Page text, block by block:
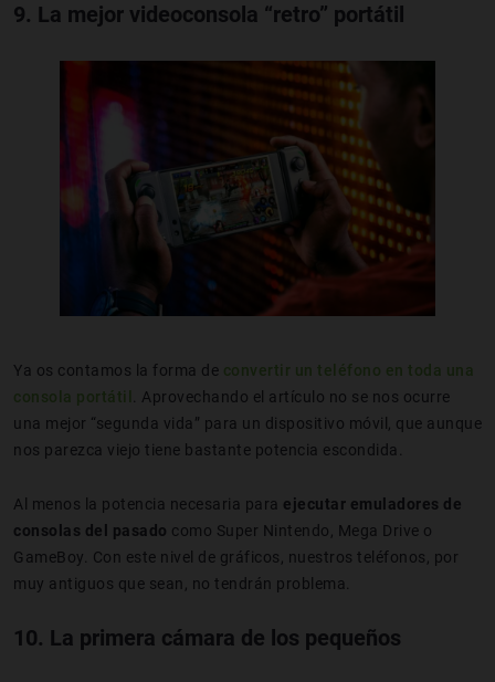
9. La mejor videoconsola “retro” portátil
Ya os contamos la forma de convertir un teléfono en toda una
consola portátil
. Aprovechando el artículo no se nos ocurre
una mejor “segunda vida” para un dispositivo móvil, que aunque
nos parezca viejo tiene bastante potencia escondida.
Al menos la potencia necesaria para ejecutar emuladores de
consolas del pasado como Super Nintendo, Mega Drive o
GameBoy. Con este nivel de gráficos, nuestros teléfonos, por
muy antiguos que sean, no tendrán problema.
10. La primera cámara de los pequeños